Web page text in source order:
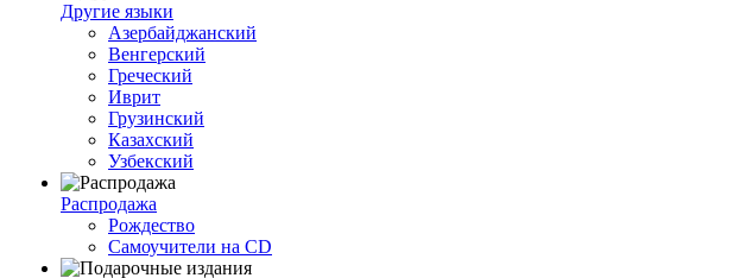
Другие языки
Азербайджанский
Венгерский
Греческий
Иврит
Грузинский
Казахский
Узбекский
Распродажа
Рождество
Самоучители на CD